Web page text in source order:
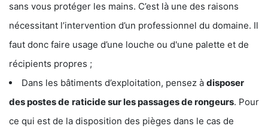
sans vous protéger les mains. C’est là une des raisons
nécessitant l’intervention d’un professionnel du domaine. Il
faut donc faire usage d’une louche ou d'une palette et de
récipients propres ;
Dans les bâtiments d’exploitation, pensez à disposer
des postes de raticide sur les passages de rongeurs. Pour
ce qui est de la disposition des pièges dans le cas de